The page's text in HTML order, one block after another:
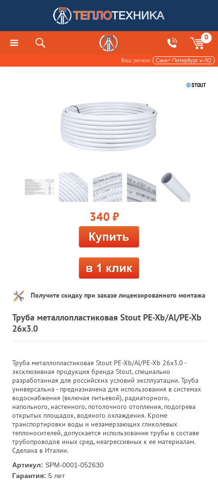
0
Ваш регион: Санкт-Петербург и ЛО
340 руб.
Получите скидку при заказе лицензированного монтажа
Труба металлопластиковая Stout PE-Xb/Al/PE-Xb
26х3.0
Труба металлопластиковая Stout PE-Xb/Al/PE-Xb 26х3.0 -
эксклюзивная продукция бренда Stout, специально
разработанная для российских условий эксплуатации. Труба
универсальна - предназначена для использования в системах
водоснабжения (включая питьевой), радиаторного,
напольного, настенного, потолочного отопления, подогрева
открытых площадок, водяного охлаждения. Кроме
транспортировки воды и незамерзающих гликолевых
теплоносителей, допускается использование трубы в составе
трубопроводов иных сред, неагрессивных к ее материалам.
Сделана в Италии.
Артикул: SPM-0001-052630
Гарантия: 5 лет